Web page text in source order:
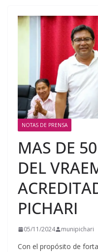
NOTAS DE PRENSA
MAS DE
DEL
PICHARI
05/11/2024 munipichari
Con el propósito de